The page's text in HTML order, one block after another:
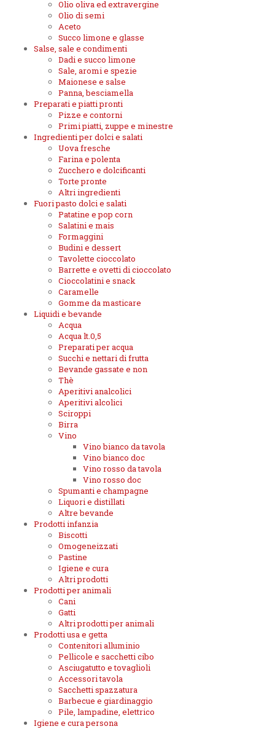
Olio oliva ed extravergine
Olio di semi
Aceto
Succo limone e glasse
Salse, sale e condimenti
Dadi e succo limone
Sale, aromi e spezie
Maionese e salse
Panna, besciamella
Preparati e piatti pronti
Pizze e contorni
Primi piatti, zuppe e minestre
Ingredienti per dolci e salati
Uova fresche
Farina e polenta
Zucchero e dolcificanti
Torte pronte
Altri ingredienti
Fuori pasto dolci e salati
Patatine e pop corn
Salatini e mais
Formaggini
Budini e dessert
Tavolette cioccolato
Barrette e ovetti di cioccolato
Cioccolatini e snack
Caramelle
Gomme da masticare
Liquidi e bevande
Acqua
Acqua lt.0,5
Preparati per acqua
Succhi e nettari di frutta
Bevande gassate e non
Thè
Aperitivi analcolici
Aperitivi alcolici
Sciroppi
Birra
Vino
Vino bianco da tavola
Vino bianco doc
Vino rosso da tavola
Vino rosso doc
Spumanti e champagne
Liquori e distillati
Altre bevande
Prodotti infanzia
Biscotti
Omogeneizzati
Pastine
Igiene e cura
Altri prodotti
Prodotti per animali
Cani
Gatti
Altri prodotti per animali
Prodotti usa e getta
Contenitori alluminio
Pellicole e sacchetti cibo
Asciugatutto e tovaglioli
Accessori tavola
Sacchetti spazzatura
Barbecue e giardinaggio
Pile, lampadine, elettrico
Igiene e cura persona